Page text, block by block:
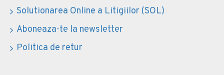
Solutionarea Online a Litigiilor (SOL)
Aboneaza-te la newsletter
Politica de retur